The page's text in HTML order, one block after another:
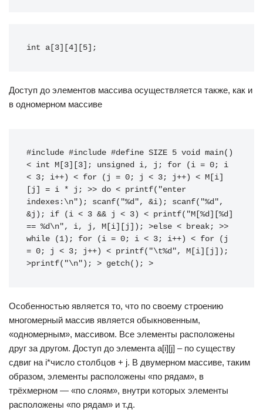
int a[3][4][5];
Доступ до элементов массива осуществляется также, как и
в одномерном массиве
#include #include #define SIZE 5 void main()
< int M[3][3]; unsigned i, j; for (i = 0; i
< 3; i++) < for (j = 0; j < 3; j++) < M[i]
[j] = i * j; >> do < printf("enter
indexes:\n"); scanf("%d", &i); scanf("%d",
&j); if (i < 3 && j < 3) < printf("M[%d][%d]
== %d\n", i, j, M[i][j]); >else < break; >>
while (1); for (i = 0; i < 3; i++) < for (j
= 0; j < 3; j++) < printf("\t%d", M[i][j]);
>printf("\n"); > getch(); >
Особенностью является то, что по своему строению
многомерный массив является обыкновенным,
«одномерным», массивом. Все элементы расположены
друг за другом. Доступ до элемента a[i][j] – по существу
сдвиг на i*число столбцов + j. В двумерном массиве, таким
образом, элементы расположены «по рядам», в
трёхмерном — «по слоям», внутри которых элементы
расположены «по рядам» и т.д.